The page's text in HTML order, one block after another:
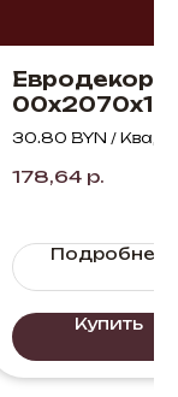
00х2070х18
Бургундский
ST9
30.80 BYN /
178,64 р.
Подробнее
Купить